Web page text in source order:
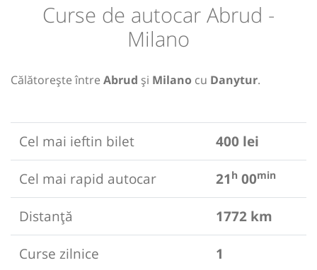
Curse de autocar Abrud -
Milano
Călătorește între Abrud și Milano cu Danytur.
Cel mai ieftin bilet
400 lei
Cel mai rapid autocar
21 h 00min
Distanță
1772 km
Curse zilnice
1